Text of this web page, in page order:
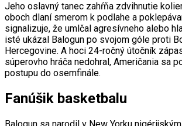
Jeho oslavný tanec zahŕňa zdvihnutie
oboch dlaní smerom k podlahe a
signalizuje, že umlčal agresívneho alebo
isté ukázal Balogun po svojom góle proti
Hercegovine. A hoci 24-ročný útočník
súperovho hráča nedohral, Američania sa
postupu do osemfinále.
Fanúšik basketbalu